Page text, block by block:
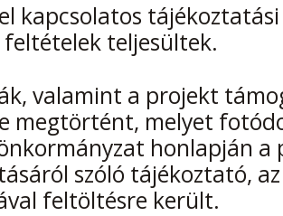
kapcsolatos tájékoztatási
teljesültek.
valamint a projekt
megtörtént, melyet
honlapján a
szóló tájékoztató,
feltöltésre került.